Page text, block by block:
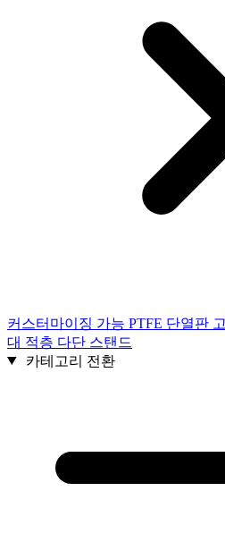
커스터마이징 가능 PTFE 단열판
대 적층 다단 스탠드
카테고리 전환